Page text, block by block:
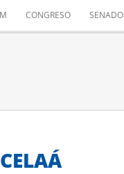
CONGRESO SENADO